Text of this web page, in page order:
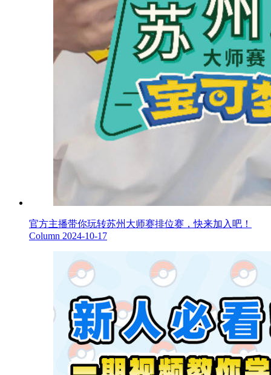
官方主播带你玩转苏州大师赛排位赛，快来加入吧！
Column 2024-10-17